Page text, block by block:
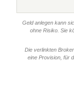
Geld anlegen kann
ohne Risiko. Sie
Die verlinkten
eine Provision, für